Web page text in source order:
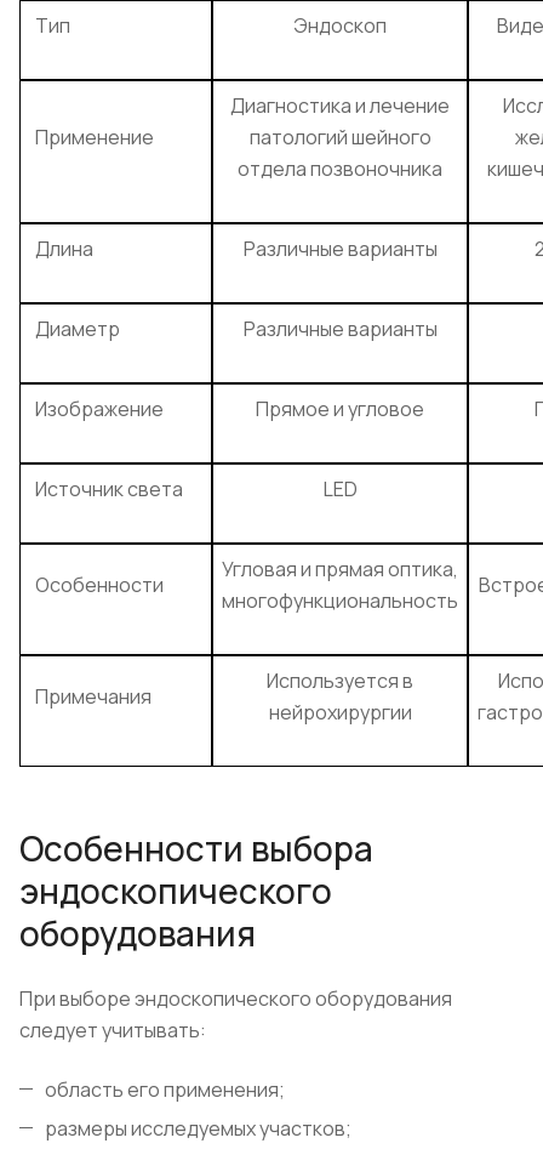
Тип Эндоскоп
Применение
Диагностика и лечение
патологий шейного
отдела позвоночника
Длина Различные варианты
Диаметр Различные варианты
Изображение Прямое и угловое
Источник света LED
Особенности
Угловая и прямая оптика,
многофункциональность
Примечания
Используется в
нейрохирургии
Особенности выбора
эндоскопического
оборудования
При выборе эндоскопического оборудования
следует учитывать:
область его применения;
размеры исследуемых участков;